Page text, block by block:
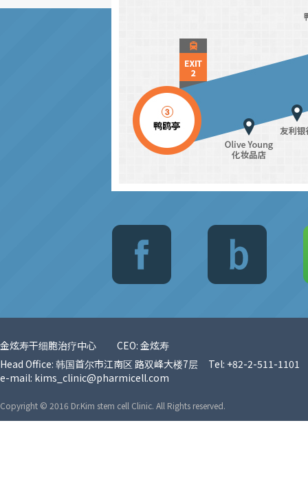
金炫寿干细胞治疗中心
CEO: 金炫寿
Head Office: 韩国首尔市江南区 路双峰大楼7层
Tel: +82-2-511-1101
e-mail: kims_clinic@pharmicell.com
Copyright © 2016 Dr.Kim stem cell Clinic. All Rights reserved.